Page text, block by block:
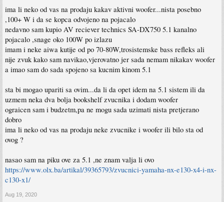
ima li neko od vas na prodaju kakav aktivni woofer...nista posebno
,100+ W i da se kopca odvojeno na pojacalo
nedavno sam kupio AV reciever technics SA-DX750 5.1 kanalno
pojacalo ,snage oko 100W po izlazu
imam i neke aiwa kutije od po 70-80W,trosistemske bass refleks ali
nije zvuk kako sam navikao,vjerovatno jer sada nemam nikakav woofer
a imao sam do sada spojeno sa kucnim kinom 5.1
sta bi mogao upariti sa ovim...da li da opet idem na 5.1 sistem ili da
uzmem neka dva bolja bookshelf zvucnika i dodam woofer
ograicen sam i budzetm,pa ne mogu sada uzimati nista pretjerano
dobro
ima li neko od vas na prodaju neke zvucnike i woofer ili bilo sta od
ovog ?
nasao sam na piku ove za 5.1 ,ne znam valja li ovo
https://www.olx.ba/artikal/39365793/zvucnici-yamaha-nx-e130-x4-i-nx-
c130-x1/
Aug 19, 2020